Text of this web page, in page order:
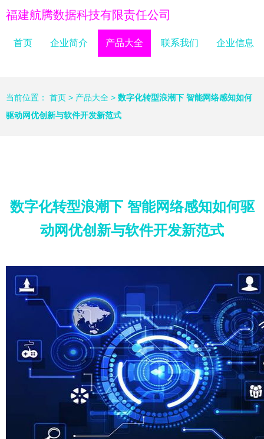
福建航腾数据科技有限责任公司
首页 企业简介 产品大全 联系我们 企业信息
当前位置： 首页 > 产品大全 > 数字化转型浪潮下 智能网络感知如何
驱动网优创新与软件开发新范式
数字化转型浪潮下 智能网络感知如何驱
动网优创新与软件开发新范式